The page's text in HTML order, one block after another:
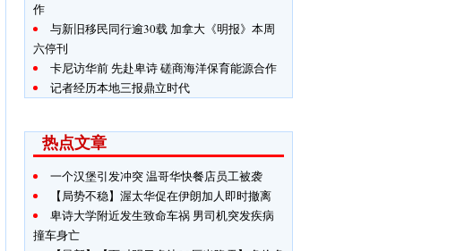
作
与新旧移民同行逾30载 加拿大《明报》本周
六停刊
卡尼访华前 先赴卑诗 磋商海洋保育能源合作
记者经历本地三报鼎立时代
热点文章
一个汉堡引发冲突 温哥华快餐店员工被袭
【局势不稳】渥太华促在伊朗加人即时撤离
卑诗大学附近发生致命车祸 男司机突发疾病
撞车身亡